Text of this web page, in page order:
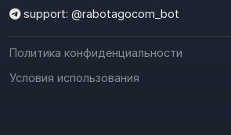
support: @rabotagocom_bot
Политика конфиденциальности
Условия использования